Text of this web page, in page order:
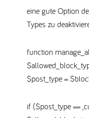
eine gute Option
Types zu
function
$post_type =
if ($post_type ==